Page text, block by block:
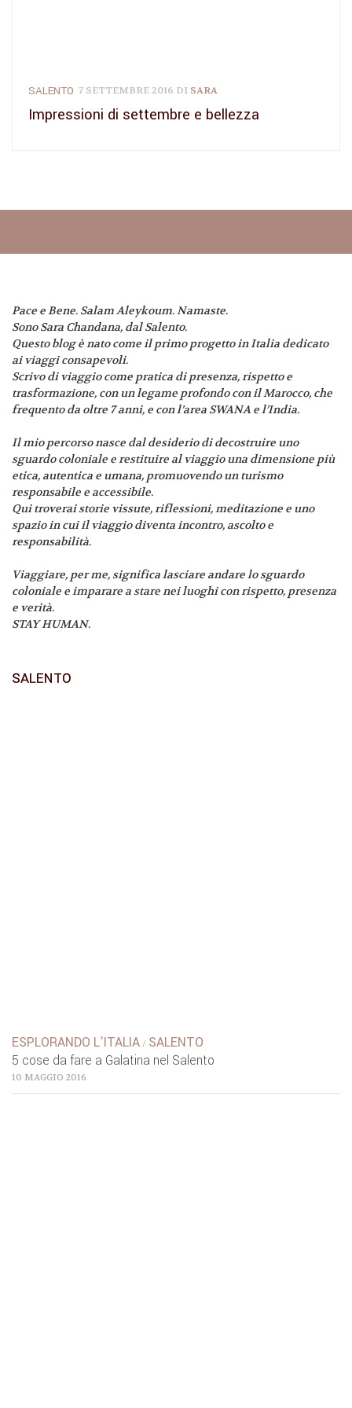
SALENTO 7 SETTEMBRE 2016 DI SARA
Impressioni di settembre e bellezza
Pace e Bene. Salam Aleykoum. Namaste.
Sono Sara Chandana, dal Salento.
Questo blog è nato come il primo progetto in Italia dedicato
ai viaggi consapevoli.
Scrivo di viaggio come pratica di presenza, rispetto e
trasformazione, con un legame profondo con il Marocco, che
frequento da oltre 7 anni, e con l’area SWANA e l’India.
Il mio percorso nasce dal desiderio di decostruire uno
sguardo coloniale e restituire al viaggio una dimensione più
etica, autentica e umana, promuovendo un turismo
responsabile e accessibile.
Qui troverai storie vissute, riflessioni, meditazione e uno
spazio in cui il viaggio diventa incontro, ascolto e
responsabilità.
Viaggiare, per me, significa lasciare andare lo sguardo
coloniale e imparare a stare nei luoghi con rispetto, presenza
e verità.
STAY HUMAN.
SALENTO
ESPLORANDO L'ITALIA / SALENTO
5 cose da fare a Galatina nel Salento
10 MAGGIO 2016